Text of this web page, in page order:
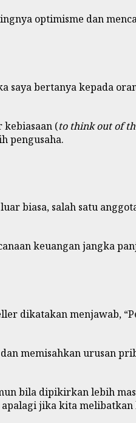
optimisme dan
saya bertanya kepada
(to think out of
pengusaha.
biasa, salah satu
keuangan jangka
dikatakan menjawab,
memisahkan urusan
bila dipikirkan lebih
apalagi jika kita